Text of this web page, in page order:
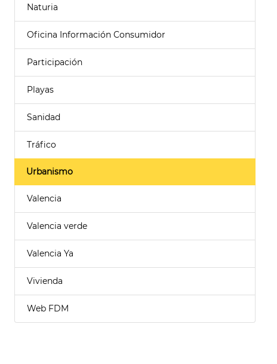
Naturia
Oficina Información Consumidor
Participación
Playas
Sanidad
Tráfico
Urbanismo
Valencia
Valencia verde
Valencia Ya
Vivienda
Web FDM